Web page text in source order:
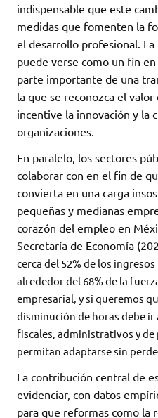
indispensable que este
medidas que fomenten la
el desarrollo profesional.
puede verse como un fin
parte importante de una
la que se reconozca el
incentive la innovación y la
organizaciones.
En paralelo, los sectores
colaborar con en el fin de
convierta en una carga
pequeñas y medianas
corazón del empleo en
Secretaría de Economía
cerca del 52% de los
alrededor del 68% de la
empresarial, y si queremos
disminución de horas debe ir
fiscales, administrativos y
permitan adaptarse sin
La contribución central de
evidenciar, con datos
para que reformas como la